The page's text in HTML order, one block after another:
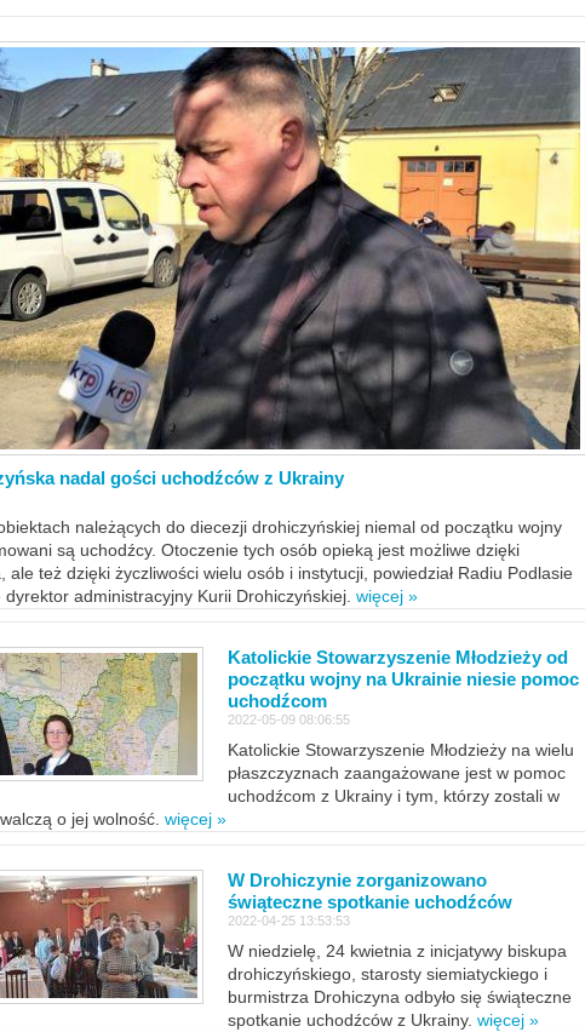
nadal gości uchodźców z Ukrainy
należących do diecezji drohiczyńskiej niemal od początku wojny
są uchodźcy. Otoczenie tych osób opieką jest możliwe dzięki
ale też dzięki życzliwości wielu osób i instytucji, powiedział Radiu Podlasie
dyrektor administracyjny Kurii Drohiczyńskiej. więcej »
Katolickie Stowarzyszenie Młodzieży od
początku wojny na Ukrainie niesie pomoc
uchodźcom
2022-05-09 08:06:55
Katolickie Stowarzyszenie Młodzieży na wielu
płaszczyznach zaangażowane jest w pomoc
uchodźcom z Ukrainy i tym, którzy zostali w
o jej wolność. więcej »
W Drohiczynie zorganizowano
świąteczne spotkanie uchodźców
2022-04-25 13:53:53
W niedzielę, 24 kwietnia z inicjatywy biskupa
drohiczyńskiego, starosty siemiatyckiego i
burmistrza Drohiczyna odbyło się świąteczne
spotkanie uchodźców z Ukrainy. więcej »